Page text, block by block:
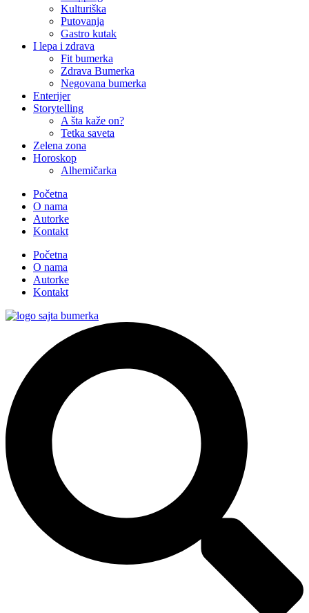
Kulturiška
Putovanja
Gastro kutak
I lepa i zdrava
Fit bumerka
Zdrava Bumerka
Negovana bumerka
Enterijer
Storytelling
A šta kaže on?
Tetka saveta
Zelena zona
Horoskop
Alhemičarka
Početna
O nama
Autorke
Kontakt
Početna
O nama
Autorke
Kontakt